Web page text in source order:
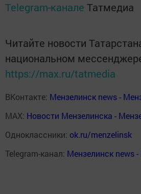
Telegram-канале Татмедиа
Читайте новости
национальном
https://max.ru/tatmedia
ВКонтакте: Мензелинск news -
MAX: Новости Мензелинска -
Одноклассники: ok.ru/menzelinsk
Telegram-канал: Мензелинск news